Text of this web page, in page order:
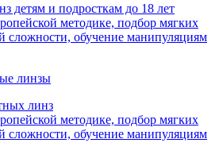
детям и подросткам до 18 лет
методике, подбор мягких
сложности, обучение манипуляциям
линзы
линз
методике, подбор мягких
сложности, обучение манипуляциям